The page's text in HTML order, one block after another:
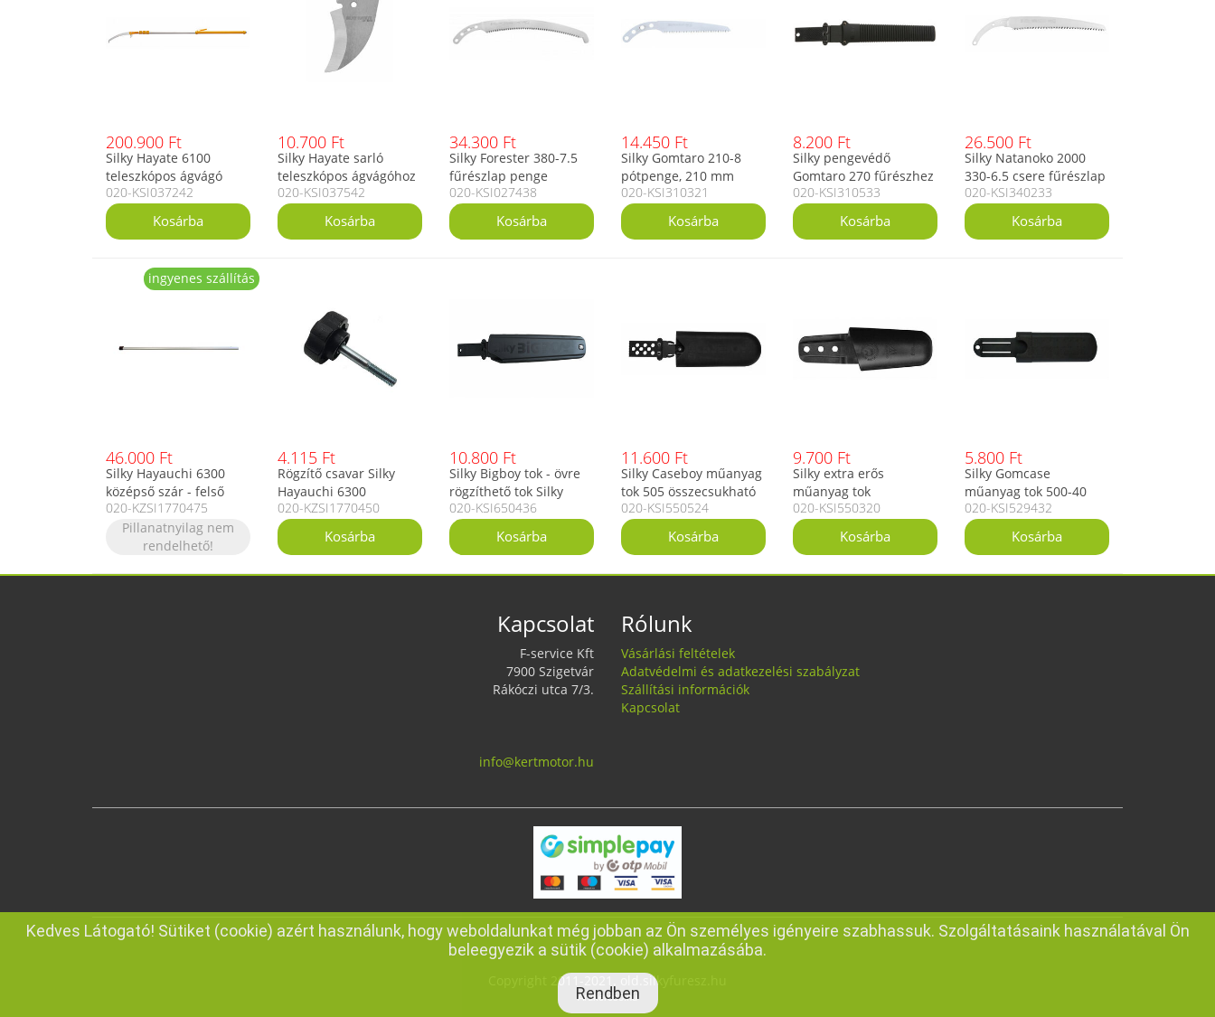
200.900 Ft
Silky Hayate 6100
teleszkópos ágvágó
fűrész, 4 részes, 6,1 m
020-KSI037242
10.700 Ft
Silky Hayate sarló
teleszkópos ágvágóhoz
020-KSI037542
34.300 Ft
Silky Forester 380-7.5
fűrészlap penge
020-KSI027438
14.450 Ft
Silky Gomtaro 210-8
pótpenge, 210 mm
fűrészlap friss fához
020-KSI310321
8.200 Ft
Silky pengevédő
Gomtaro 270 fűrészhez
020-KSI310533
26.500 Ft
Silky Natanoko 2000
330-6.5 csere fűrészlap
friss fához
020-KSI340233
ingyenes szállítás
46.000 Ft
Silky Hayauchi 6300
középső szár - felső
középső pótszár ágvágó
fűrészhez
020-KZSI1770475
Pillanatnyilag nem
rendelhető!
4.115 Ft
Rögzítő csavar Silky
Hayauchi 6300
teleszkópos ágvágóhoz
020-KZSI1770450
10.800 Ft
Silky Bigboy tok - övre
rögzíthető tok Silky
Bigboy fűrészhez
020-KSI650436
11.600 Ft
Silky Caseboy műanyag
tok 505 összecsukható
fűrészekhez
020-KSI550524
9.700 Ft
Silky extra erős
műanyag tok
összecsukható
fűrészekhez
020-KSI550320
5.800 Ft
Silky Gomcase
műanyag tok 500-40
összecsukható
fűrészekhez 24 cm
020-KSI529432
Kapcsolat
F-service Kft
7900 Szigetvár
Rákóczi utca 7/3.
info@kertmotor.hu
Rólunk
Vásárlási feltételek
Adatvédelmi és adatkezelési szabályzat
Szállítási információk
Kapcsolat
Copyright 2011-2021. old.silkyfuresz.hu
Árukereső.hu
Kedves Látogató! Sütiket (cookie) azért használunk, hogy weboldalunkat még jobban az Ön személyes igényeire szabhassuk. Szolgáltatásaink használatával Ön
beleegyezik a sütik (cookie) alkalmazásába.
Rendben